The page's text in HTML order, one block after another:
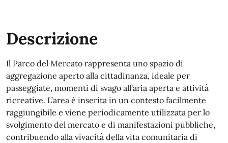
Descrizione
Il Parco del Mercato rappresenta uno spazio di
aggregazione aperto alla cittadinanza, ideale per
passeggiate, momenti di svago all’aria aperta e attività
ricreative. L’area è inserita in un contesto facilmente
raggiungibile e viene periodicamente utilizzata per lo
svolgimento del mercato e di manifestazioni pubbliche,
contribuendo alla vivacità della vita comunitaria di